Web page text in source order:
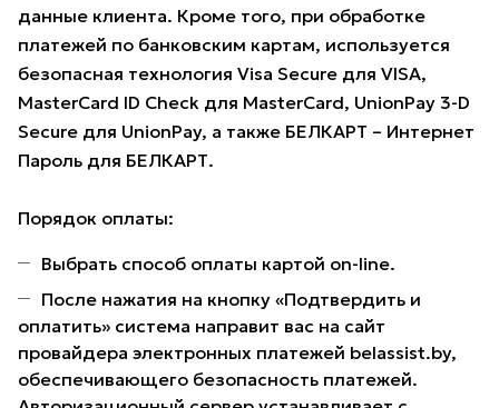
данные клиента. Кроме того, при обработке
платежей по банковским картам, используется
безопасная технология Visa Secure для VISA,
MasterCard ID Check для MasterCard, UnionPay 3-D
Secure для UnionPay, а также БЕЛКАРТ – Интернет
Пароль для БЕЛКАРТ.
Порядок оплаты:
Выбрать способ оплаты картой on-line.
После нажатия на кнопку «Подтвердить и
оплатить» система направит вас на сайт
провайдера электронных платежей belassist.by,
обеспечивающего безопасность платежей.